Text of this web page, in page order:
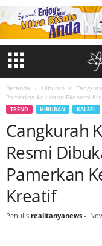
Beranda Hiburan
Pamerkan Kekuatan Ekonomi
TREND HIBURAN KALSEL
Cangkurah
Resmi
Pamerkan
Kreatif
Penulis realitanyanews -